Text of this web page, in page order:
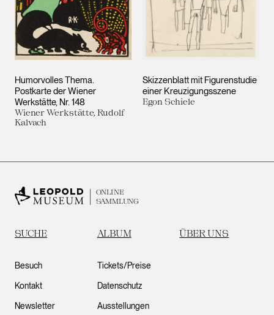
Humorvolles Thema.
Postkarte der Wiener
Werkstätte, Nr. 148
Wiener Werkstätte, Rudolf
Kalvach
Skizzenblatt mit Figurenstudie
einer Kreuzigungsszene
Egon Schiele
ONLINE
SAMMLUNG
SUCHE ALBUM ÜBER UNS
Besuch
Kontakt
Newsletter
Tickets/Preise
Datenschutz
Ausstellungen